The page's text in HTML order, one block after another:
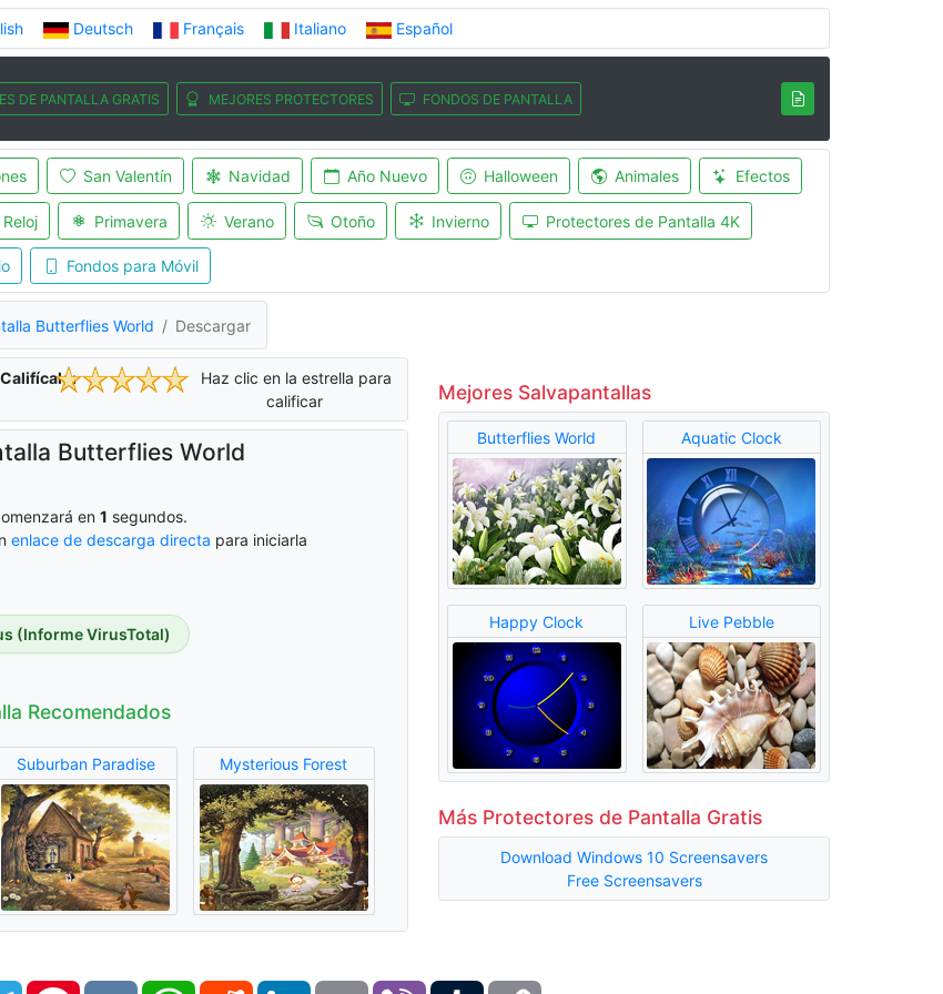
Deutsch Français Italiano Español
DE PANTALLA GRATIS MEJORES PROTECTORES FONDOS DE PANTALLA
San Valentín Navidad Año Nuevo Halloween Animales Efectos
Reloj Primavera Verano Otoño Invierno Protectores de Pantalla 4K
Fondos para Móvil
Butterflies World Descargar
Califícalo:
Haz clic en la estrella para
calificar
Butterflies World
en 1 segundos.
enlace de descarga directa para iniciarla
(Informe VirusTotal)
Recomendados
Suburban Paradise Mysterious Forest
Mejores Salvapantallas
Butterflies World Aquatic Clock
Happy Clock Live Pebble
Más Protectores de Pantalla Gratis
Download Windows 10 Screensavers
Free Screensavers